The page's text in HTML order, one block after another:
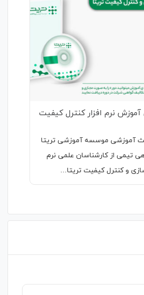
نرم افزار کنترل کیفیت
آموزشی موسسه آموزشی تریتا
تیمی از کارشناسان علمی نرم
و کنترل کیفیت تریتا…